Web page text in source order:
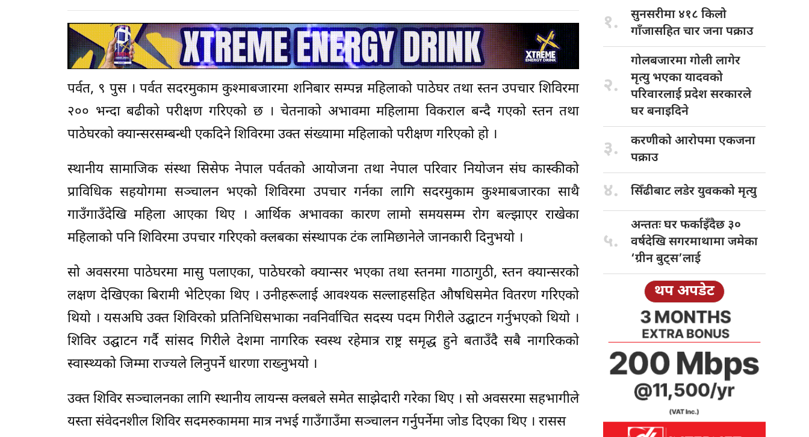
पर्वत, ९ पुस । पर्वत सदरमुकाम कुश्माबजारमा शनिबार सम्पन्न महिलाको पाठेघर तथा स्तन उपचार शिविरमा
२०० भन्दा बढीको परीक्षण गरिएको छ । चेतनाको अभावमा महिलामा विकराल बन्दै गएको स्तन तथा
पाठेघरको क्यान्सरसम्बन्धी एकदिने शिविरमा उक्त संख्यामा महिलाको परीक्षण गरिएको हो ।
स्थानीय सामाजिक संस्था सिसेफ नेपाल पर्वतको आयोजना तथा नेपाल परिवार नियोजन संघ कास्कीको
प्राविधिक सहयोगमा सञ्चालन भएको शिविरमा उपचार गर्नका लागि सदरमुकाम कुश्माबजारका साथै
गाउँगाउँदेखि महिला आएका थिए । आर्थिक अभावका कारण लामो समयसम्म रोग बल्झाएर राखेका
महिलाको पनि शिविरमा उपचार गरिएको क्लबका संस्थापक टंक लामिछानेले जानकारी दिनुभयो ।
सो अवसरमा पाठेघरमा मासु पलाएका, पाठेघरको क्यान्सर भएका तथा स्तनमा गाठागुठी, स्तन क्यान्सरको
लक्षण देखिएका बिरामी भेटिएका थिए । उनीहरूलाई आवश्यक सल्लाहसहित औषधिसमेत वितरण गरिएको
थियो । यसअघि उक्त शिविरको प्रतिनिधिसभाका नवनिर्वाचित सदस्य पदम गिरीले उद्घाटन गर्नुभएको थियो ।
शिविर उद्घाटन गर्दै सांसद गिरीले देशमा नागरिक स्वस्थ रहेमात्र राष्ट्र समृद्ध हुने बताउँदै सबै नागरिकको
स्वास्थ्यको जिम्मा राज्यले लिनुपर्ने धारणा राख्नुभयो ।
उक्त शिविर सञ्चालनका लागि स्थानीय लायन्स क्लबले समेत साझेदारी गरेका थिए । सो अवसरमा सहभागीले
यस्ता संवेदनशील शिविर सदमरुकाममा मात्र नभई गाउँगाउँमा सञ्चालन गर्नुपर्नेमा जोड दिएका थिए । रासस
१. सुनसरीमा ४१८ किलो
गाँजासहित चार जना पक्राउ
२.
गोलबजारमा गोलीलागेर
मृत्यु भएका यादवको
परिवारलाई प्रदेश सरकारले
घर बनाइदिने
३. करणीको आरोपमाएकजना
पक्राउ
४. सिँढीबाट लडेरयुवकको मृत्यु
५.
अन्ततः घरफर्काइँदैछ ३०
वर्षदेखि सगरमाथामा जमेका
‘ग्रीन बुट्स’लाई
थप अपडेट